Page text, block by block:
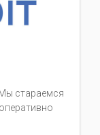
стараемся